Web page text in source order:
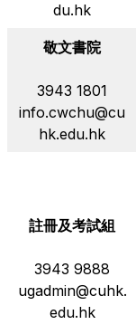
du.hk
敬文書院
3943 1801
info.cwchu@cu
hk.edu.hk
註冊及考試組
3943 9888
ugadmin@cuhk.
edu.hk